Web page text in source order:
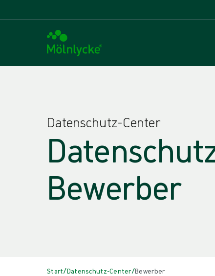
Datenschutz-Center
Bewerber
Start/Datenschutz-Center/Bewerber